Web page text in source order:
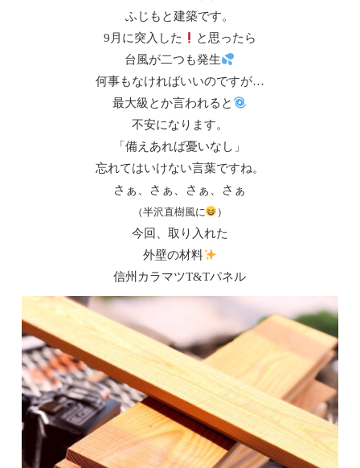
ふじもと建築です。
9月に突入した
と思ったら
台風が二つも発生
何事もなければいいのですが…
最大級とか言われると
不安になります。
「備えあれば憂いなし」
忘れてはいけない言葉ですね。
さぁ、さぁ、さぁ、さぁ
（半沢直樹風に ）
今回、取り入れた
外壁の材料
信州カラマツT&Tパネル